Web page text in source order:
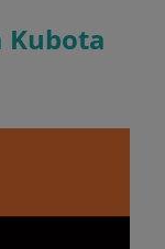
Kubota